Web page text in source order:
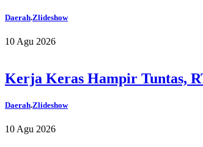
Daerah.Zlideshow
10 Agu 2026
Kerja Keras Hampir Tuntas,
Daerah.Zlideshow
10 Agu 2026